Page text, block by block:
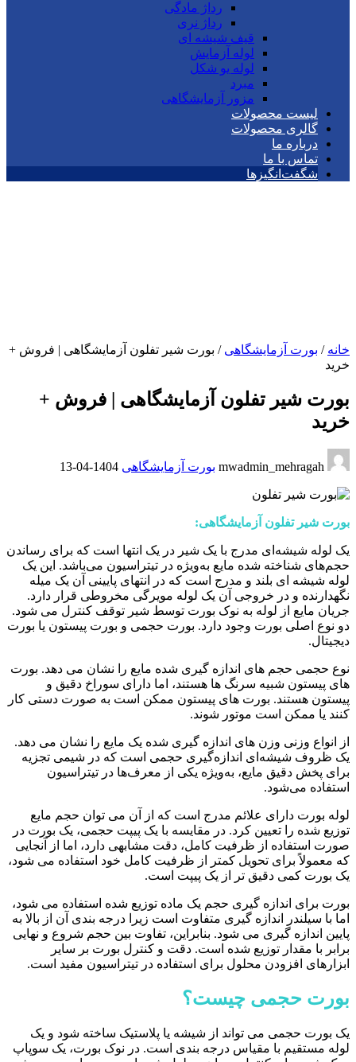
رداژ مادگی
رداژ نری
قیف شیشه ای
لوله آزمایش
لوله یو شکل
مبرد
مزور آزمایشگاهی
لیست محصولات
گالری محصولات
درباره ما
تماس با ما
شگفت‌انگیزها
خانه / بورت آزمایشگاهی / بورت شیر تفلون آزمایشگاهی | فروش +
خرید
بورت شیر تفلون آزمایشگاهی | فروش +
خرید
بورت آزمایشگاهی 1404-04-13
بورت شیر تفلون آزمایشگاهی:
یک لوله شیشه‌ای مدرج با یک شیر در یک انتها است که برای رساندن
حجم‌های شناخته شده مایع به‌ویژه در تیتراسیون می‌باشد. این یک
لوله شیشه ای بلند و مدرج است که در انتهای پایینی آن یک میله
نگهدارنده و در خروجی آن یک لوله مویرگی مخروطی قرار دارد.
جریان مایع از لوله به نوک بورت توسط شیر توقف کنترل می شود.
دو نوع اصلی بورت وجود دارد. بورت حجمی و بورت پیستون یا بورت
دیجیتال.
نوع حجمی حجم های اندازه گیری شده مایع را نشان می دهد. بورت
های پیستون شبیه سرنگ ها هستند، اما دارای سوراخ دقیق و
پیستون هستند. بورت های پیستون ممکن است به صورت دستی کار
کنند یا ممکن است موتور شوند.
از انواع وزنی وزن های اندازه گیری شده یک مایع را نشان می دهد.
یک ظروف شیشه‌ای اندازه‌گیری حجمی است که در شیمی تجزیه
برای پخش دقیق مایع، به‌ویژه یکی از معرف‌ها در تیتراسیون
استفاده می‌شود.
لوله بورت دارای علائم مدرج است که از آن می توان حجم مایع
توزیع شده را تعیین کرد. در مقایسه با یک پیپت حجمی، یک بورت در
صورت استفاده از ظرفیت کامل، دقت مشابهی دارد، اما از آنجایی
که معمولاً برای تحویل کمتر از ظرفیت کامل خود استفاده می شود،
یک بورت کمی دقیق تر از یک پیپت است.
بورت برای اندازه گیری حجم یک ماده توزیع شده استفاده می شود،
اما با سیلندر اندازه گیری متفاوت است زیرا درجه بندی آن از بالا به
پایین اندازه گیری می شود. بنابراین، تفاوت بین حجم شروع و نهایی
برابر با مقدار توزیع شده است. دقت و کنترل بورت بر سایر
ابزارهای افزودن محلول برای استفاده در تیتراسیون مفید است.
بورت حجمی چیست؟
یک بورت حجمی می تواند از شیشه یا پلاستیک ساخته شود و یک
لوله مستقیم با مقیاس درجه بندی است. در نوک بورت، یک سوپاپ